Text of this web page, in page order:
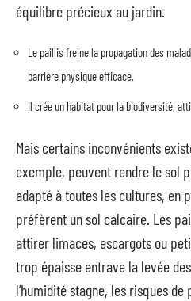
équilibre précieux au jardin.
Le paillis freine la propagation des
barrière physique efficace.
Il crée un habitat pour la biodiversité,
Mais certains inconvénients
exemple, peuvent rendre le sol
adapté à toutes les cultures, en
préfèrent un sol calcaire. Les
attirer limaces, escargots ou
trop épaisse entrave la levée
l’humidité stagne, les risques